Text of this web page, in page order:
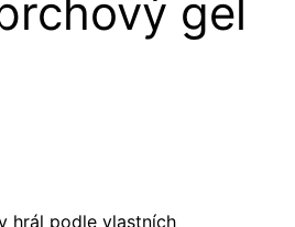
gel
hrál podle vlastních